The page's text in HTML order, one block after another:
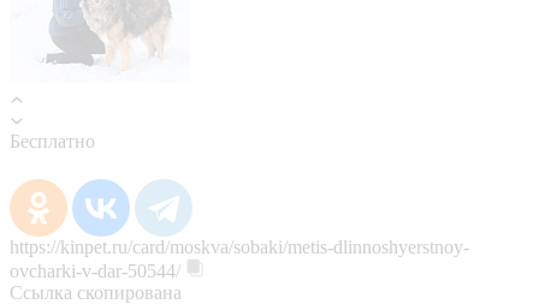
Бесплатно
https://kinpet.ru/card/moskva/sobaki/metis-dlinnoshyerstnoy-
ovcharki-v-dar-50544/
Ссылка скопирована